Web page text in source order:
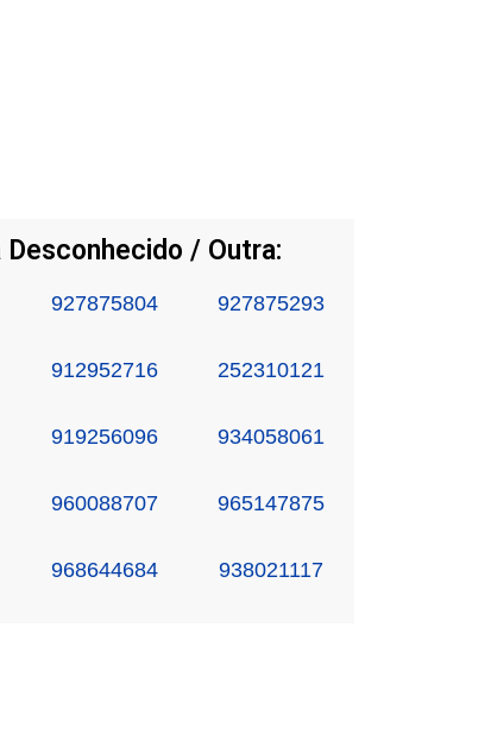
/ Outra:
927875804 927875293
912952716 252310121
919256096 934058061
960088707 965147875
968644684 938021117